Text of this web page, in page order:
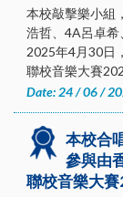
本校敲擊樂小組
浩哲、4A呂卓
2025年4月30日
聯校音樂大賽
Date: 24 / 06 /
本校合
參與由
聯校音樂大賽